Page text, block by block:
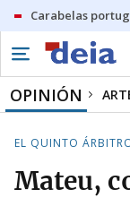
Carabelas
OPINIÓN
EL QUINTO
Mateu,